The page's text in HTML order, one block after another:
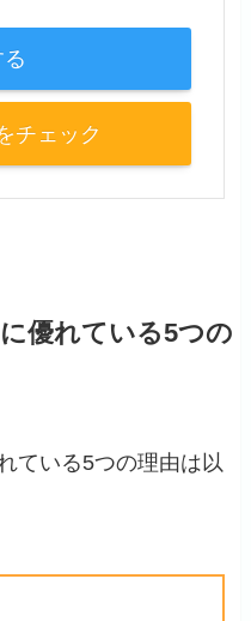
チェック
優れている5つの
ている5つの理由は以